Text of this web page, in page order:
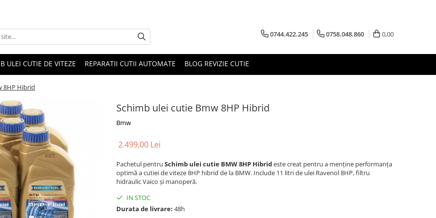
0744.422.245 0758.048.860 0,00
ULEI CUTIE DE VITEZE REPARATII CUTII AUTOMATE BLOG REVIZIE CUTIE
8HP Hibrid
Schimb ulei cutie Bmw 8HP Hibrid
Bmw
2.499,00 Lei
Pachetul pentru Schimb ulei cutie BMW 8HP Hibrideste creat pentru a menține performanța
optimă a cutiei de viteze 8HP hibrid de la BMW. Include 11 litri de ulei Ravenol 8HP, filtru
hidraulic Vaico și manoperă.
IN STOC
Durata de livrare: 48h